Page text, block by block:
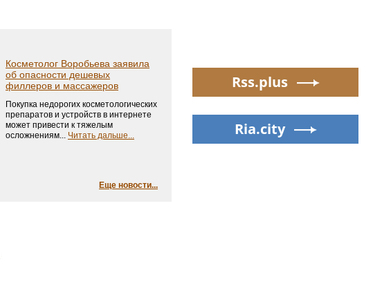
Rss.plus
Ria.city
Косметолог Воробьева заявила
об опасности дешевых
филлеров и массажеров
Покупка недорогих косметологических
препаратов и устройств в интернете
может привести к тяжелым
осложнениям... Читать дальше...
Еще новости...